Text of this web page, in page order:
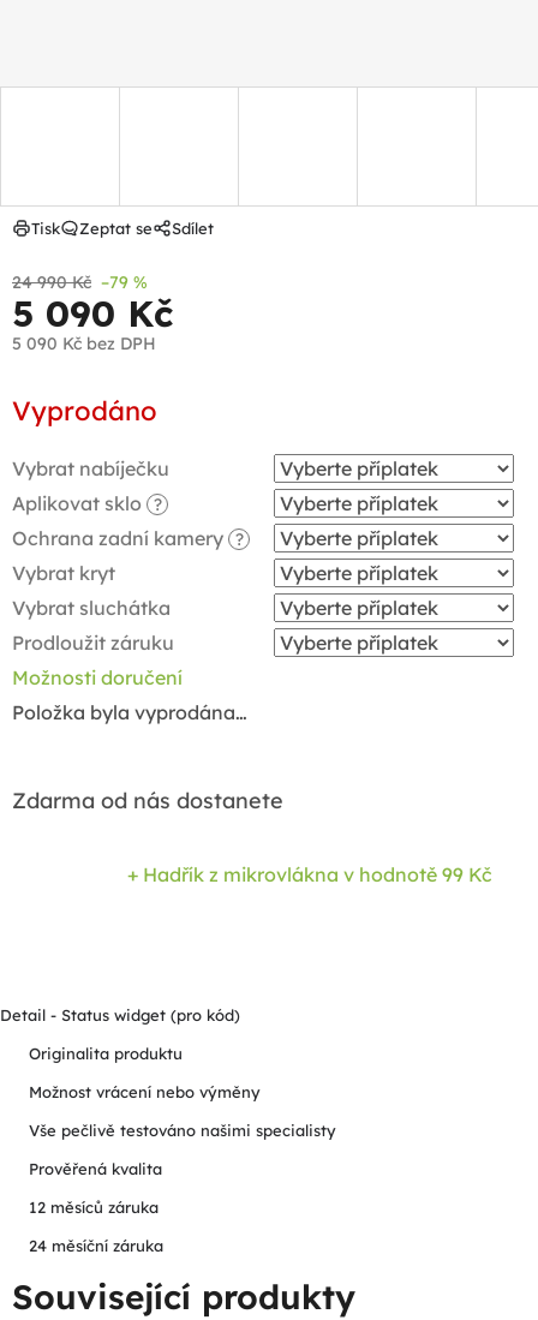
24 990 Kč –79 %
5 090 Kč
5 090 Kč bez DPH
cena:
Vyprodáno
Vybrat nabíječku
Aplikovat sklo
?
Ochrana zadní kamery ?
Vybrat kryt
Vybrat sluchátka
Prodloužit záruku
Možnosti doručení
Položka byla vyprodána…
Zdarma od nás dostanete
+ Hadřík z mikrovlákna v hodnotě 99 Kč
Tisk Zeptat se Sdílet
Detail - Status widget (pro kód)
Originalita produktu
Možnost vrácení nebo výměny
Vše pečlivě testováno našimi specialisty
Prověřená kvalita
12 měsíců záruka
24 měsíční záruka
Související produkty